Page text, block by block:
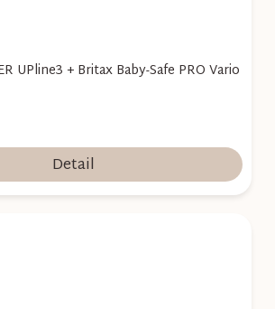
UPline3 + Britax Baby-Safe PRO Vario
Detail